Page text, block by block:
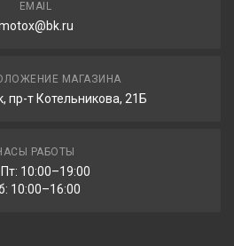
EMAIL
МАГАЗИНА
пр-т Котельникова, 21Б
РАБОТЫ
10:00–19:00
10:00–16:00